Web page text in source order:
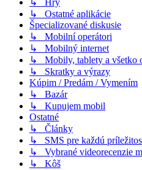
↳ Hry
↳ Ostatné aplikácie
Špecializované diskusie
↳ Mobilní operátori
↳ Mobilný internet
↳ Mobily, tablety a všetko
↳ Skratky a výrazy
Kúpim / Predám / Vymením
↳ Bazár
↳ Kupujem mobil
Ostatné
↳ Články
↳ SMS pre každú
↳ Vybrané videorecenzie
↳ Kôš